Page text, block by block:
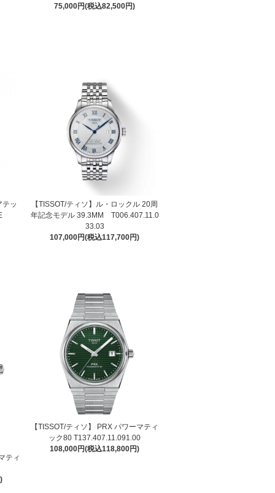
75,000円(税込82,500円)
テッ
【TISSOT/ティソ】ル・ロックル 20周
年記念モデル 39.3MM T006.407.11.0
33.03
107,000円(税込117,700円)
ティ
【TISSOT/ティソ】 PRX パワーマティ
ック80 T137.407.11.091.00
108,000円(税込118,800円)